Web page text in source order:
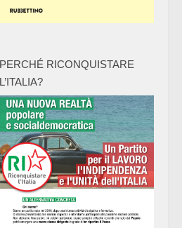
PERCHÉ RICONQUISTARE
L’ITALIA?